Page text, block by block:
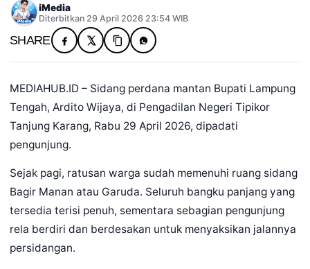
iMedia
Diterbitkan 29 April 2026 23:54 WIB
SHARE
MEDIAHUB.ID – Sidang perdana mantan Bupati Lampung
Tengah, Ardito Wijaya, di Pengadilan Negeri Tipikor
Tanjung Karang, Rabu 29 April 2026, dipadati
pengunjung.
Sejak pagi, ratusan warga sudah memenuhi ruang sidang
Bagir Manan atau Garuda. Seluruh bangku panjang yang
tersedia terisi penuh, sementara sebagian pengunjung
rela berdiri dan berdesakan untuk menyaksikan jalannya
persidangan.